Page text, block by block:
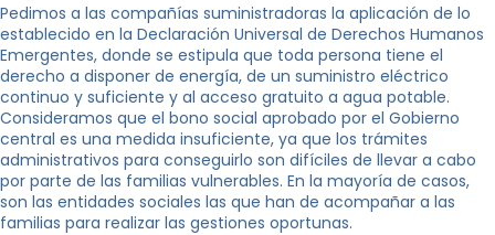
Pedimos a las compañías suministradoras la aplicación de lo
establecido en la Declaración Universal de Derechos Humanos
Emergentes, donde se estipula que toda persona tiene el
derecho a disponer de energía, de un suministro eléctrico
continuo y suficiente y al acceso gratuito a agua potable.
Consideramos que el bono social aprobado por el Gobierno
central es una medida insuficiente, ya que los trámites
administrativos para conseguirlo son difíciles de llevar a cabo
por parte de las familias vulnerables. En la mayoría de casos,
son las entidades sociales las que han de acompañar a las
familias para realizar las gestiones oportunas.